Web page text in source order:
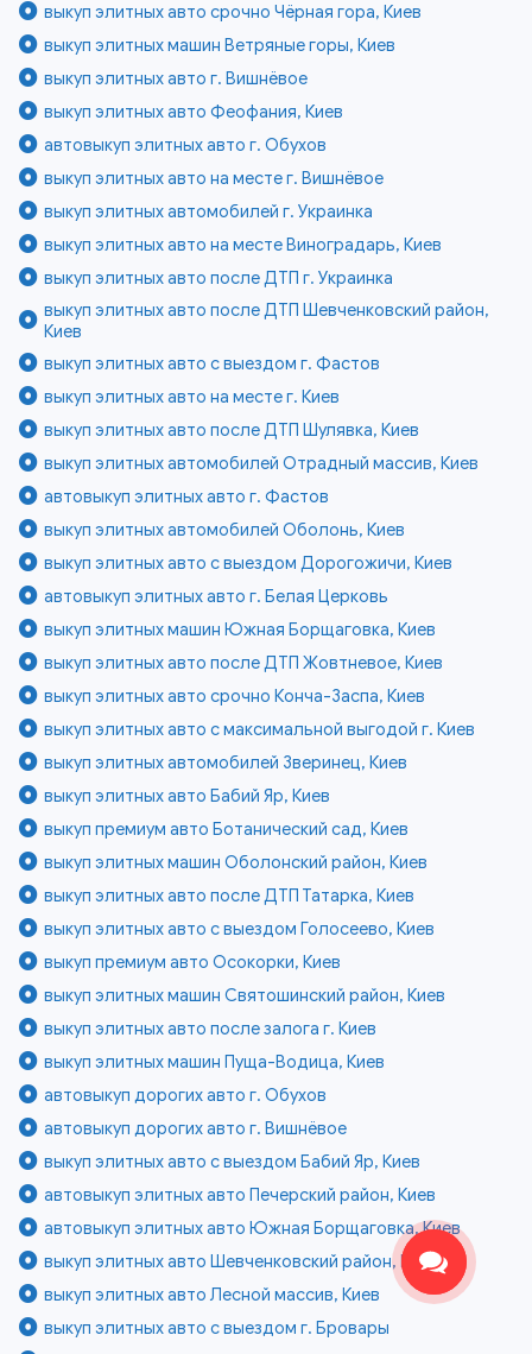
выкуп элитных авто срочно Чёрная гора, Киев
выкуп элитных машин Ветряные горы, Киев
выкуп элитных авто г. Вишнёвое
выкуп элитных авто Феофания, Киев
автовыкуп элитных авто г. Обухов
выкуп элитных авто на месте г. Вишнёвое
выкуп элитных автомобилей г. Украинка
выкуп элитных авто на месте Виноградарь, Киев
выкуп элитных авто после ДТП г. Украинка
выкуп элитных авто после ДТП Шевченковский район,
Киев
выкуп элитных авто с выездом г. Фастов
выкуп элитных авто на месте г. Киев
выкуп элитных авто после ДТП Шулявка, Киев
выкуп элитных автомобилей Отрадный массив, Киев
автовыкуп элитных авто г. Фастов
выкуп элитных автомобилей Оболонь, Киев
выкуп элитных авто с выездом Дорогожичи, Киев
автовыкуп элитных авто г. Белая Церковь
выкуп элитных машин Южная Борщаговка, Киев
выкуп элитных авто после ДТП Жовтневое, Киев
выкуп элитных авто срочно Конча-Заспа, Киев
выкуп элитных авто с максимальной выгодой г. Киев
выкуп элитных автомобилей Зверинец, Киев
выкуп элитных авто Бабий Яр, Киев
выкуп премиум авто Ботанический сад, Киев
выкуп элитных машин Оболонский район, Киев
выкуп элитных авто после ДТП Татарка, Киев
выкуп элитных авто с выездом Голосеево, Киев
выкуп премиум авто Осокорки, Киев
выкуп элитных машин Святошинский район, Киев
выкуп элитных авто после залога г. Киев
выкуп элитных машин Пуща-Водица, Киев
автовыкуп дорогих авто г. Обухов
автовыкуп дорогих авто г. Вишнёвое
выкуп элитных авто с выездом Бабий Яр, Киев
автовыкуп элитных авто Печерский район, Киев
автовыкуп элитных авто Южная Борщаговка, Киев
выкуп элитных авто Шевченковский район, Киев
выкуп элитных авто Лесной массив, Киев
выкуп элитных авто с выездом г. Бровары